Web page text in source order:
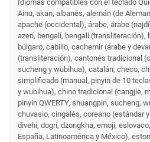
Idiomas compatibles con el teclado
Ainu, akan, albanés, alemán (de
apache (occidental), árabe, árabe
azerí, bengalí, bengalí (transliteración),
búlgaro, cabilio, cachemir (árabe y
(transliteración), cantonés tradicional
sucheng y wubihua), catalán, checo,
simplificado (manual, pinyin de 10
y wubihua), chino tradicional (cangjie,
pinyin QWERTY, shuangpin, sucheng,
chuvasio, cingalés, coreano (estándar
divehi, dogri, dzongkha, emoji,
España, Latinoamérica y México),